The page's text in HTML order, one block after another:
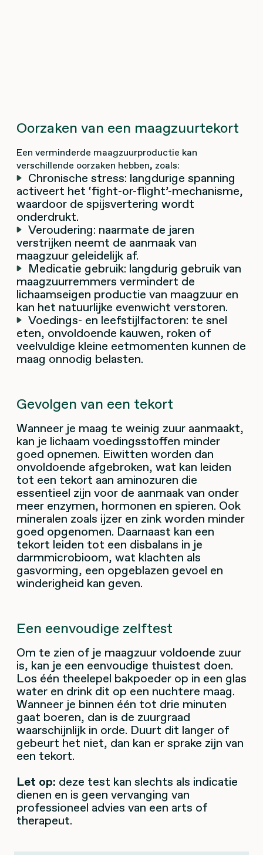
Oorzaken van een maagzuurtekort
Een verminderde maagzuurproductie kan
verschillende oorzaken hebben, zoals:
Chronische stress: langdurige spanning
activeert het ‘fight-or-flight’-mechanisme,
waardoor de spijsvertering wordt
onderdrukt.
Veroudering: naarmate de jaren
verstrijken neemt de aanmaak van
maagzuur geleidelijk af.
Medicatie gebruik: langdurig gebruik van
maagzuurremmers vermindert de
lichaamseigen productie van maagzuur en
kan het natuurlijke evenwicht verstoren.
Voedings- en leefstijlfactoren: te snel
eten, onvoldoende kauwen, roken of
veelvuldige kleine eetmomenten kunnen de
maag onnodig belasten.
Gevolgen van een tekort
Wanneer je maag te weinig zuur aanmaakt,
kan je lichaam voedingsstoffen minder
goed opnemen. Eiwitten worden dan
onvoldoende afgebroken, wat kan leiden
tot een tekort aan aminozuren die
essentieel zijn voor de aanmaak van onder
meer enzymen, hormonen en spieren. Ook
mineralen zoals ijzer en zink worden minder
goed opgenomen. Daarnaast kan een
tekort leiden tot een disbalans in je
darmmicrobioom, wat klachten als
gasvorming, een opgeblazen gevoel en
winderigheid kan geven.
Een eenvoudige zelftest
Om te zien of je maagzuur voldoende zuur
is, kan je een eenvoudige thuistest doen.
Los één theelepel bakpoeder op in een glas
water en drink dit op een nuchtere maag.
Wanneer je binnen één tot drie minuten
gaat boeren, dan is de zuurgraad
waarschijnlijk in orde. Duurt dit langer of
gebeurt het niet, dan kan er sprake zijn van
een tekort.
Let op: deze test kan slechts als indicatie
dienen en is geen vervanging van
professioneel advies van een arts of
therapeut.